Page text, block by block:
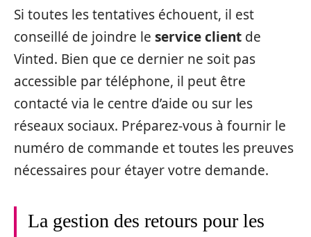
Si toutes les tentatives échouent, il est
conseillé de joindre le service client de
Vinted. Bien que ce dernier ne soit pas
accessible par téléphone, il peut être
contacté via le centre d’aide ou sur les
réseaux sociaux. Préparez-vous à fournir le
numéro de commande et toutes les preuves
nécessaires pour étayer votre demande.
La gestion des retours pour les